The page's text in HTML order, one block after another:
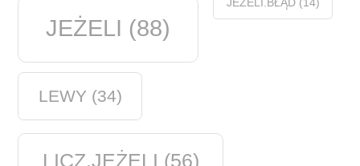
JEŻELI (88)
JEŻELI.BŁĄD(14)
LEWY (34)
LICZ.JEŻELI (56)